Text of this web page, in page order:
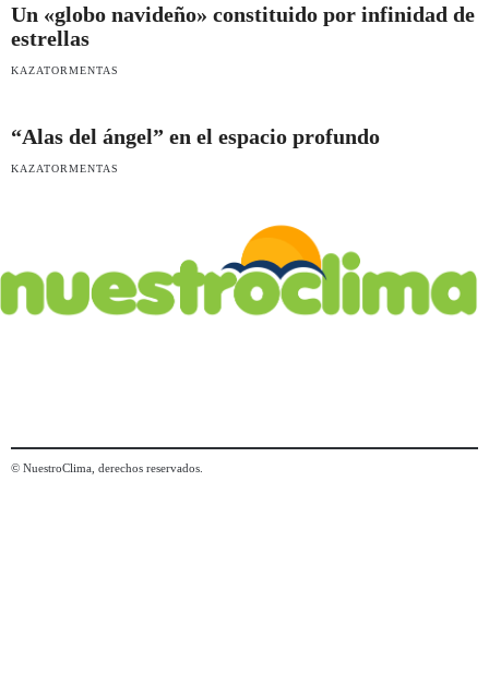
Un «globo navideño» constituido por infinidad de
estrellas
KAZATORMENTAS
“Alas del ángel” en el espacio profundo
KAZATORMENTAS
© NuestroClima, derechos reservados.